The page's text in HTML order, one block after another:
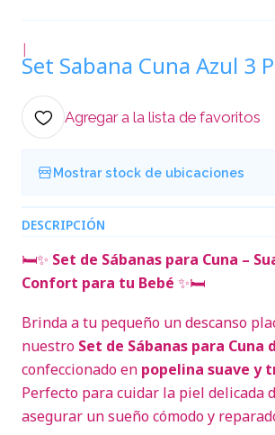
|
Set Sabana Cuna Azul 3
Agregar a la lista de favoritos
Mostrar stock de ubicaciones
DESCRIPCIÓN
🛏️✨ Set de Sábanas para Cuna –
Confort para tu Bebé ✨🛏️
Brinda a tu pequeño un descanso
nuestro Set de Sábanas para Cuna
confeccionado en popelina suave y
Perfecto para cuidar la piel delicada
asegurar un sueño cómodo y